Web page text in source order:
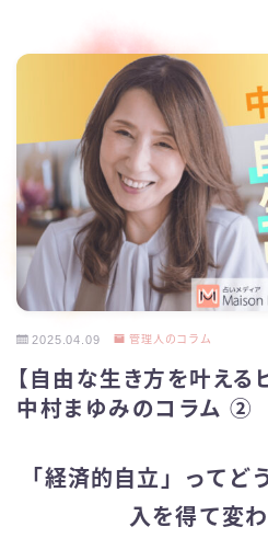
2025.04.09 管理人のコラム
【自由な生き方を叶える
中村まゆみのコラム ②
「経済的自立」ってど
入を得て変